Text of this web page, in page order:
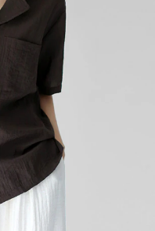
나이스 제작
#BEST OF BEST